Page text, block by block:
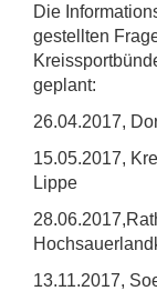
Die
gestellten
geplant:
26.04.2017,
15.05.2017,
Lippe
13.11.2017,